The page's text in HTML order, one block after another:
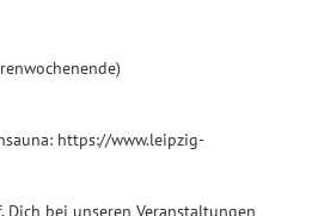
https://www.leipzig-
Dich bei unseren Veranstaltungen